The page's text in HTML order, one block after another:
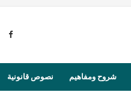
شروح ومفاهيم نصوص قانونية